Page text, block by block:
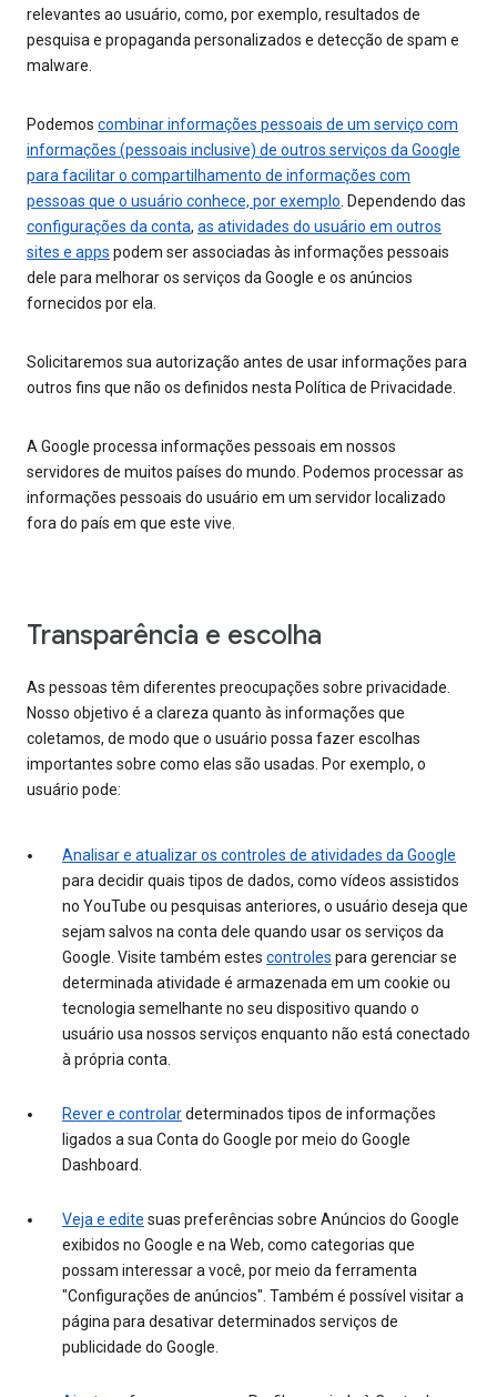
relevantes ao usuário, como, por exemplo, resultados de
pesquisa e propaganda personalizados e detecção de spam e
malware.
Podemos combinar informações pessoais de um serviço com
informações (pessoais inclusive) de outros serviços da Google
para facilitar o compartilhamento de informações com
pessoas que o usuário conhece, por exemplo. Dependendo das
configurações da conta, as atividades do usuário em outros
sites e apps podem ser associadas às informações pessoais
dele para melhorar os serviços da Google e os anúncios
fornecidos por ela.
Solicitaremos sua autorização antes de usar informações para
outros fins que não os definidos nesta Política de Privacidade.
A Google processa informações pessoais em nossos
servidores de muitos países do mundo. Podemos processar as
informações pessoais do usuário em um servidor localizado
fora do país em que este vive.
Transparência e escolha
As pessoas têm diferentes preocupações sobre privacidade.
Nosso objetivo é a clareza quanto às informações que
coletamos, de modo que o usuário possa fazer escolhas
importantes sobre como elas são usadas. Por exemplo, o
usuário pode:
Analisar e atualizar os controles de atividades da Google
para decidir quais tipos de dados, como vídeos assistidos
no YouTube ou pesquisas anteriores, o usuário deseja que
sejam salvos na conta dele quando usar os serviços da
Google. Visite também estes controles para gerenciar se
determinada atividade é armazenada em um cookie ou
tecnologia semelhante no seu dispositivo quando o
usuário usa nossos serviços enquanto não está conectado
à própria conta.
Rever e controlardeterminados tipos de informações
ligados a sua Conta do Google por meio do Google
Dashboard.
Veja e edite suas preferências sobre Anúncios do Google
exibidos no Google e na Web, como categorias que
possam interessar a você, por meio da ferramenta
"Configurações de anúncios". Também é possível visitar a
página para desativar determinados serviços de
publicidade do Google.